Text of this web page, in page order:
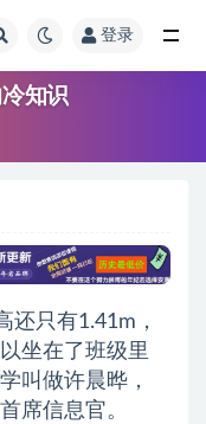
登录
知识
还只有1.41m，
坐在了班级里
叫做许晨晔，
席信息官。